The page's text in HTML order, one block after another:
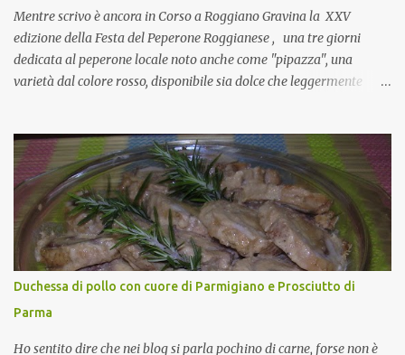
Si, concordo! …addirittura si dice...
Mentre scrivo è ancora in Corso a Roggiano Gravina la XXV
edizione della Festa del Peperone Roggianese , una tre giorni
dedicata al peperone locale noto anche come "pipazza", una
varietà dal colore rosso, disponibile sia dolce che leggermente
(Pat) della Calabria. Un ingrediente versatile in cucina, utilizzato
fresco o essiccato in ricette della tradizione o in piatti innovativi.
Durante la prima serata dell'evento abbiamo avuto prova della
versatilità di questo ingrediente durante il "2° Concorso
Gastronomico di piatti a base di peperone Roggianese" ideato da
Gina Santagata , presidente dell'associazione Mongolfiera, che ha
visto coinvolte tante associazioni attive sul territorio che hanno
voluto partecipare presentando un loro piatto a base di peperone.
Da giurata del concorso insieme agli chef Francesco Luci e ...
Duchessa di pollo con cuore di Parmigiano e Prosciutto di
Parma
Ho sentito dire che nei blog si parla pochino di carne, forse non è